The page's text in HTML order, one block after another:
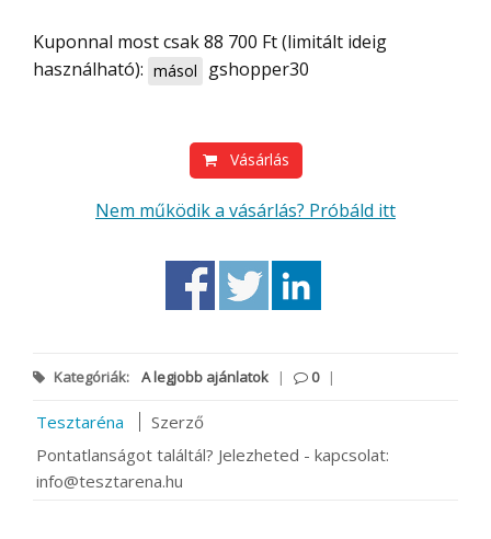
Kuponnal most csak 88 700 Ft (limitált ideig
használható): másol gshopper30
Vásárlás
Nem működik a vásárlás? Próbáld itt
Kategóriák: A legjobb ajánlatok | 0 |
Tesztaréna
Szerző
Pontatlanságot találtál? Jelezheted - kapcsolat:
info@tesztarena.hu